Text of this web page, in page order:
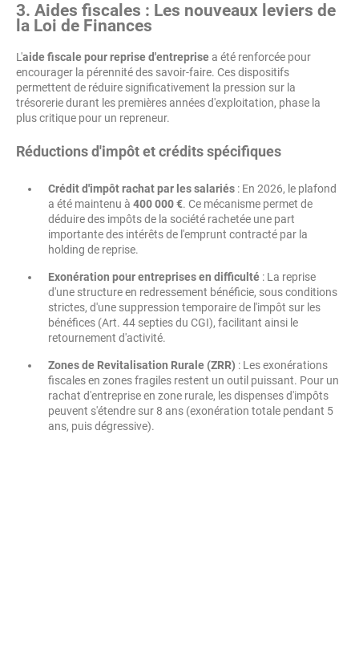
3. Aides fiscales : Les nouveaux leviers de
la Loi de Finances
L'aide fiscale pour reprise d'entreprisea été renforcée pour
encourager la pérennité des savoir-faire. Ces dispositifs
permettent de réduire significativement la pression sur la
trésorerie durant les premières années d'exploitation, phase la
plus critique pour un repreneur.
Réductions d'impôt et crédits spécifiques
Crédit d'impôt rachat par les salariés : En 2026, le plafond
a été maintenu à 400 000 €. Ce mécanisme permet de
déduire des impôts de la société rachetée une part
importante des intérêts de l'emprunt contracté par la
holding de reprise.
Exonération pour entreprises en difficulté : La reprise
d'une structure en redressement bénéficie, sous conditions
strictes, d'une suppression temporaire de l'impôt sur les
bénéfices (Art. 44 septies du CGI), facilitant ainsi le
retournement d'activité.
Zones de Revitalisation Rurale (ZRR) : Les exonérations
fiscales en zones fragiles restent un outil puissant. Pour un
rachat d'entreprise en zone rurale, les dispenses d'impôts
peuvent s'étendre sur 8 ans (exonération totale pendant 5
ans, puis dégressive).